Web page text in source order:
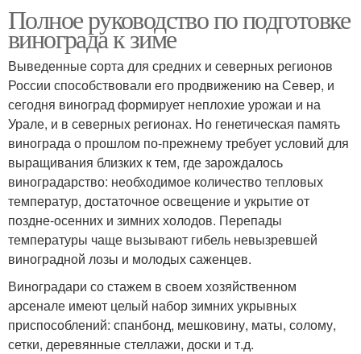
Полное руководство по подготовке
винограда к зиме
Выведенные сорта для средних и северных регионов
России способствовали его продвижению на Север, и
сегодня виноград формирует неплохие урожаи и на
Урале, и в северных регионах. Но генетическая память
винограда о прошлом по-прежнему требует условий для
выращивания близких к тем, где зарождалось
виноградарство: необходимое количество тепловых
температур, достаточное освещение и укрытие от
поздне-осенних и зимних холодов. Перепады
температуры чаще вызывают гибель невызревшей
виноградной лозы и молодых саженцев.
Виноградари со стажем в своем хозяйственном
арсенале имеют целый набор зимних укрывных
приспособлений: спанбонд, мешковину, маты, солому,
сетки, деревянные стеллажи, доски и т.д.